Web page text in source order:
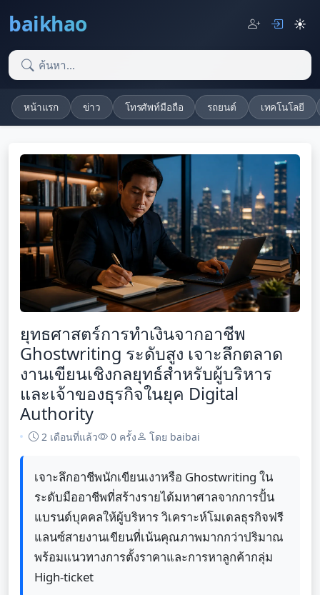
baikhao ☀️
หน้าแรก ข่าว โทรศัพท์มือถือ รถยนต์ เทคโนโลยี
ยุทธศาสตร์การทำเงินจากอาชีพ
Ghostwriting ระดับสูง เจาะลึกตลาด
งานเขียนเชิงกลยุทธ์สำหรับผู้บริหาร
และเจ้าของธุรกิจในยุค Digital
Authority
2 เดือนที่แล้ว 0 ครั้ง โดย baibai
เจาะลึกอาชีพนักเขียนเงาหรือ Ghostwriting ใน
ระดับมืออาชีพที่สร้างรายได้มหาศาลจากการปั้น
แบรนด์บุคคลให้ผู้บริหาร วิเคราะห์โมเดลธุรกิจฟรี
แลนซ์สายงานเขียนที่เน้นคุณภาพมากกว่าปริมาณ
พร้อมแนวทางการตั้งราคาและการหาลูกค้ากลุ่ม
High-ticket